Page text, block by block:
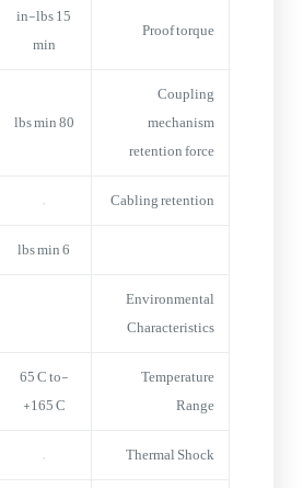
Proof torque
15 in-lbs
min
Coupling
mechanism
retention force
80 lbs min
Cabling retention
–
6 lbs min
Environmental
Characteristics
Temperature
Range
-65°C to
+165°C
Thermal Shock
–